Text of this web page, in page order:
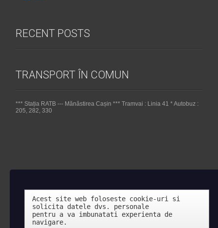
RECENT POSTS
TRANSPORT ÎN COMUN
*** Stația RATB --- Mănăstirea Cașin *** Tramvai : Linia 41 * Autobuz :
205, 282, 330
Acest site web foloseste cookie-uri si
solicita datele dvs. personale
pentru a va imbunatati experienta de
navigare.